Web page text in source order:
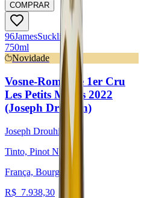
COMPRAR
96JamesSuckling
750ml
Novidade
Vosne-Romanée 1er Cru
Les Petits Monts 2022
(Joseph Drouhin)
Joseph Drouhin
Tinto, Pinot Noir
França, Bourgogne
R$ 7.938,30